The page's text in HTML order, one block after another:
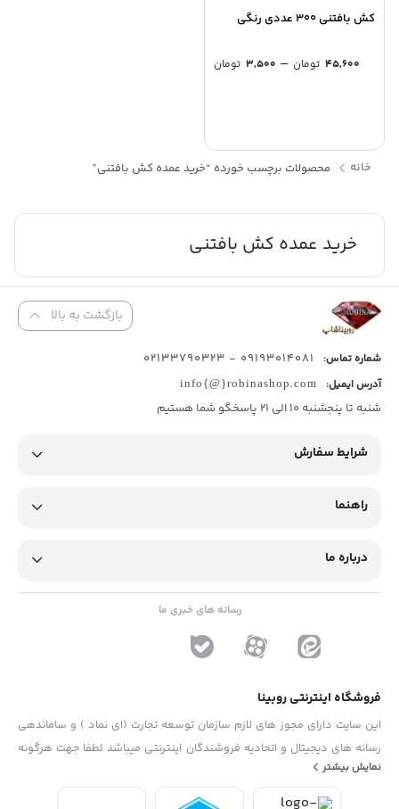
کش بافتنی 300 عددی رنگی
۴۵,۶۰۰ تومان – ۳,۵۰۰ تومان
خانه محصولات برچسب خورده “خرید عمده کش بافتنی”
خرید عمده کش بافتنی
بازگشت به بالا
شماره تماس: 09193014081 - 02133790323
آدرس ایمیل: info{@}robinashop.com
شنبه تا پنجشنبه 10 الی 21 پاسخگو شما هستیم
شرایط سفارش
راهنما
درباره ما
رسانه های خبری ما
فروشگاه اینترنتی روبینا
این سایت دارای مجوز های لازم سازمان توسعه تجارت (ای نماد ) و ساماندهی
رسانه های دیجیتال و اتحادیه فروشندگان اینترنتی میباشد لطفا جهت هرگونه
پیشنهاد ، انتفاد و یا شکایات از فرم "تماس با ما" استفاده نمایید . تلفن های
نمایش بیشتر